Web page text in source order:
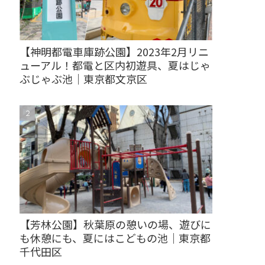
【神明都電車庫跡公園】2023年2月リニ
ューアル！都電と区内初遊具、夏はじゃ
ぶじゃぶ池｜東京都文京区
【芳林公園】秋葉原の憩いの場、遊びに
も休憩にも、夏にはこどもの池｜東京都
千代田区